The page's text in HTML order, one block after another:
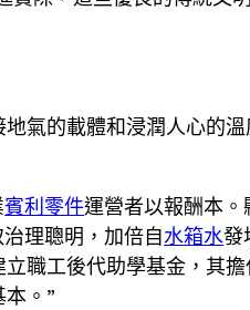
氣的載體和浸潤人心的
賓利零件運營者以報酬本
理聰明，加倍自水箱水發
職工後代助學基金，其擔
。”